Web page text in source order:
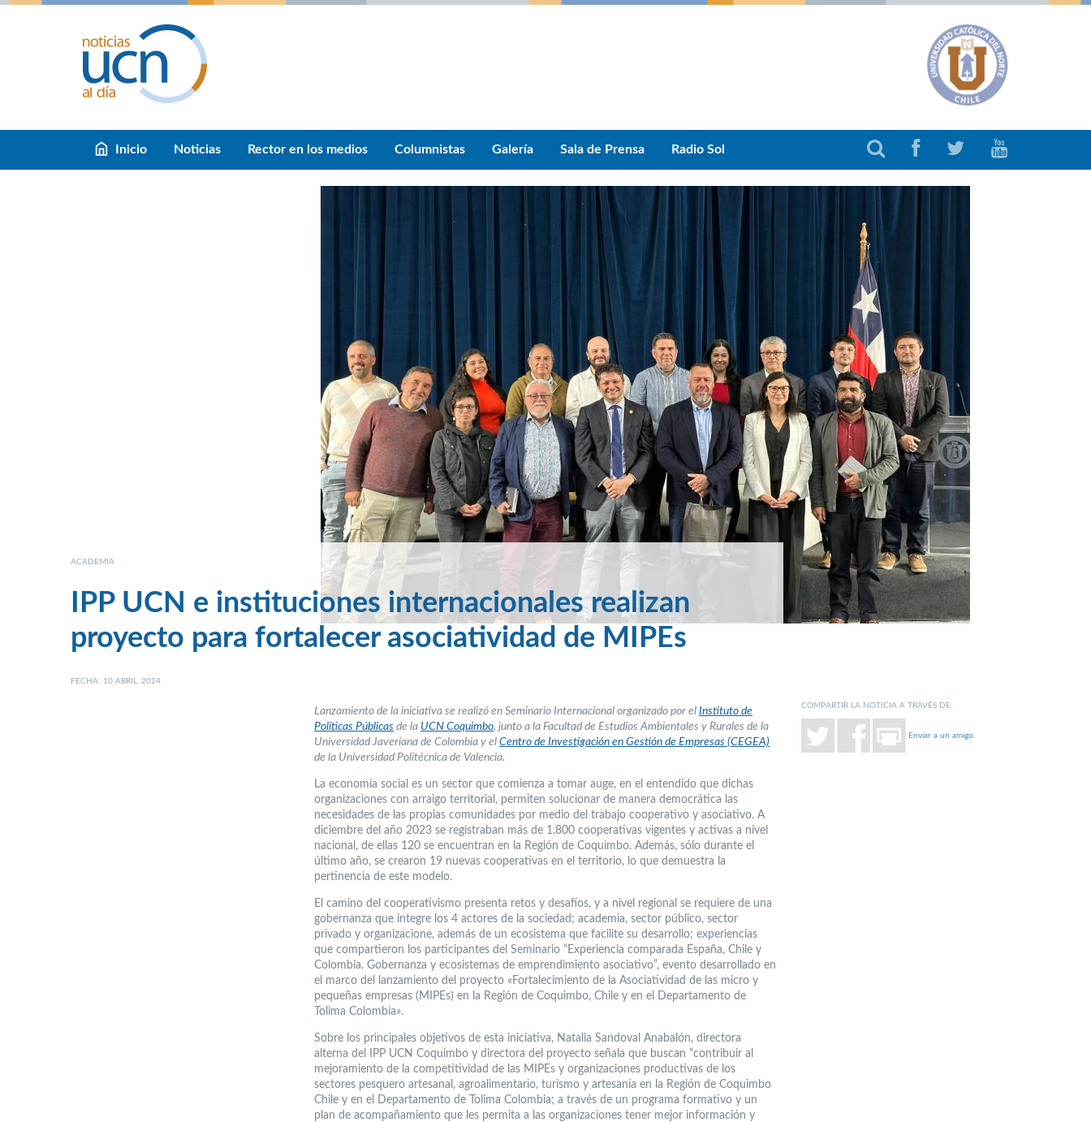
Inicio Noticias Rector en los medios Columnistas Galería Sala de Prensa Radio Sol
ACADEMIA
IPP UCN e instituciones internacionales realizan
proyecto para fortalecer asociatividad de MIPEs
FECHA: 10 ABRIL, 2024
Lanzamiento de la iniciativa se realizó en Seminario Internacional organizado por el Instituto de
Políticas Públicas de la UCN Coquimbo, junto a la Facultad de Estudios Ambientales y Rurales de la
Universidad Javeriana de Colombia y el Centro de Investigación en Gestión de Empresas (CEGEA)
de la Universidad Politécnica de Valencia.
La economía social es un sector que comienza a tomar auge, en el entendido que dichas
organizaciones con arraigo territorial, permiten solucionar de manera democrática las
necesidades de las propias comunidades por medio del trabajo cooperativo y asociativo. A
diciembre del año 2023 se registraban más de 1.800 cooperativas vigentes y activas a nivel
nacional, de ellas 120 se encuentran en la Región de Coquimbo. Además, sólo durante el
último año, se crearon 19 nuevas cooperativas en el territorio, lo que demuestra la
pertinencia de este modelo.
El camino del cooperativismo presenta retos y desafíos, y a nivel regional se requiere de una
gobernanza que integre los 4 actores de la sociedad; academia, sector público, sector
privado y organizacione, además de un ecosistema que facilite su desarrollo; experiencias
que compartieron los participantes del Seminario “Experiencia comparada España, Chile y
Colombia. Gobernanza y ecosistemas de emprendimiento asociativo”, evento desarrollado en
el marco del lanzamiento del proyecto «Fortalecimiento de la Asociatividad de las micro y
pequeñas empresas (MIPEs) en la Región de Coquimbo, Chile y en el Departamento de
Tolima Colombia».
Sobre los principales objetivos de esta iniciativa, Natalia Sandoval Anabalón, directora
alterna del IPP UCN Coquimbo y directora del proyecto señala que buscan “contribuir al
mejoramiento de la competitividad de las MIPEs y organizaciones productivas de los
sectores pesquero artesanal, agroalimentario, turismo y artesanía en la Región de Coquimbo
Chile y en el Departamento de Tolima Colombia; a través de un programa formativo y un
plan de acompañamiento que les permita a las organizaciones tener mejor información y
COMPARTIR LA NOTICIA A TRAVÉS DE:
Enviar a un amigo